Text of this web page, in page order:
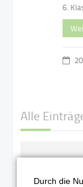
6.
Alle
August
Durch die